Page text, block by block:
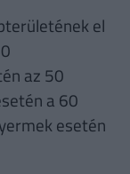
el
az 50
a 60
esetén